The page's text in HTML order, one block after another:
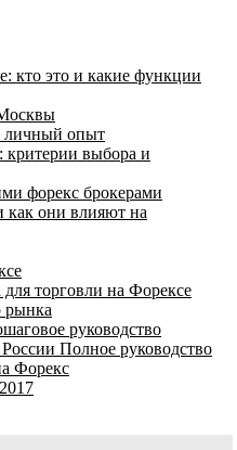
кто это и какие функции
личный опыт
выбора и
форекс брокерами
как они влияют на
торговли на Форексе
рынка
руководство
Полное руководство
Форекс